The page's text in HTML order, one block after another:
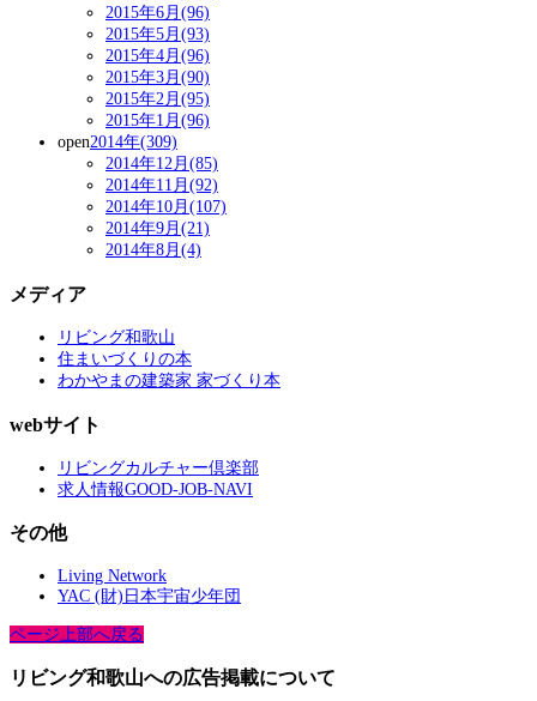
2015年6月(96)
2015年5月(93)
2015年4月(96)
2015年3月(90)
2015年2月(95)
2015年1月(96)
open2014年(309)
2014年12月(85)
2014年11月(92)
2014年10月(107)
2014年9月(21)
2014年8月(4)
メディア
リビング和歌山
住まいづくりの本
わかやまの建築家 家づくり本
webサイト
リビングカルチャー倶楽部
求人情報GOOD-JOB-NAVI
その他
Living Network
YAC (財)日本宇宙少年団
ページ上部へ戻る
リビング和歌山への広告掲載について